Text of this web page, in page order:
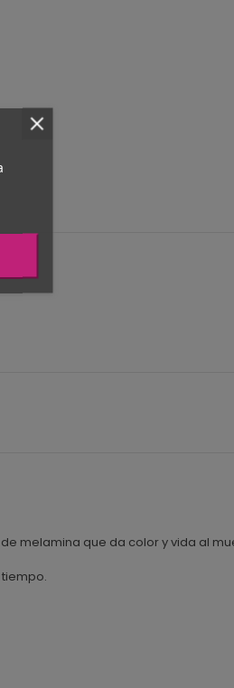
melamina que da color y vida al